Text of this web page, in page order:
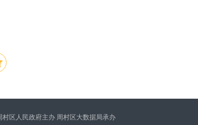
村区人民政府主办 周村区大数据局承办